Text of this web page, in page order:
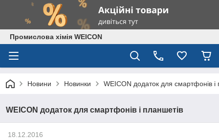
Промислова хімія WEICON
Новини Новинки WEICON додаток для смартфонів і
WEICON додаток для смартфонів і планшетів
18.12.2016